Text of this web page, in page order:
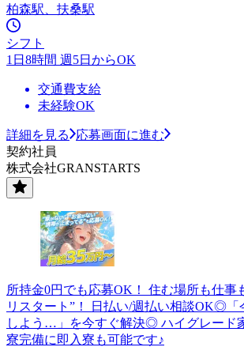
柏森駅、扶桑駅
シフト
1日8時間 週5日からOK
交通費支給
未経験OK
詳細を見る
応募画面に進む
契約社員
株式会社GRANSTARTS
所持金0円でも応募OK！ 住む場所も仕事
リスタート”！ 日払い/週払い相談OK◎「
しよう…」を今すぐ解決◎ ハイグレード
寮完備に即入寮も可能です♪